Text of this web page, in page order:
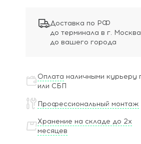
Доставка по РФ
до терминала в г. Москва
до вашего города
Оплата наличными курьеру
или СБП
Профессиональный монтаж
Хранение на складе до 2х
месяцев